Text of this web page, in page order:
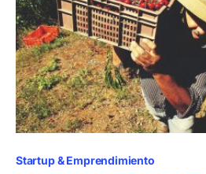
Startup & Emprendimiento